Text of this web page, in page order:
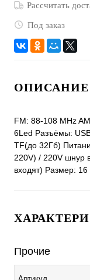
Рассчитать
Под заказ
ОПИСАНИЕ
FM: 88-108 MHz
6Led Разъёмы:
TF(до 32Гб)
220V) / 220V шнур
входят) Размер:
Прочие